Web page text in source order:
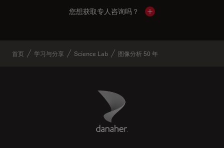
您想获取专人咨询吗？ Show local contacts
首页 学习与分享 Science Lab 图像分析 50 年
Danaher Logo